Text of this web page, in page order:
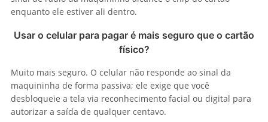
enquanto ele estiver ali dentro.
Usar o celular para pagar é mais seguro que o cartão
físico?
Muito mais seguro. O celular não responde ao sinal da
maquininha de forma passiva; ele exige que você
desbloqueie a tela via reconhecimento facial ou digital para
autorizar a saída de qualquer centavo.